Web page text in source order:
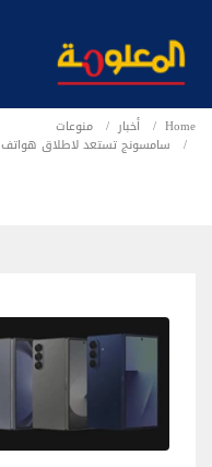
Home أخبار
منوعات
سامسونج تستعد لاطلاق هواتف Galaxy Z القابلة للطي